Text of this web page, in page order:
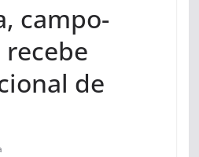
campo-
de